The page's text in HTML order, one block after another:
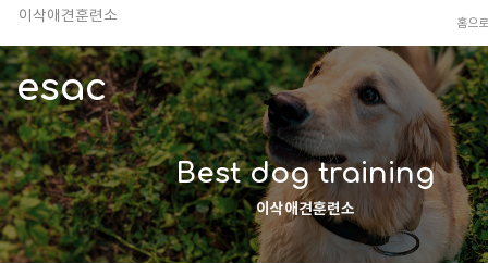
이삭애견훈련소
안전하고 행복한 펫티켓 선도!
경기도 화성시 봉담읍 위치
이찬종, 이웅종 소장 소개
홈으로
esac
Best dog training
이삭애견훈련소